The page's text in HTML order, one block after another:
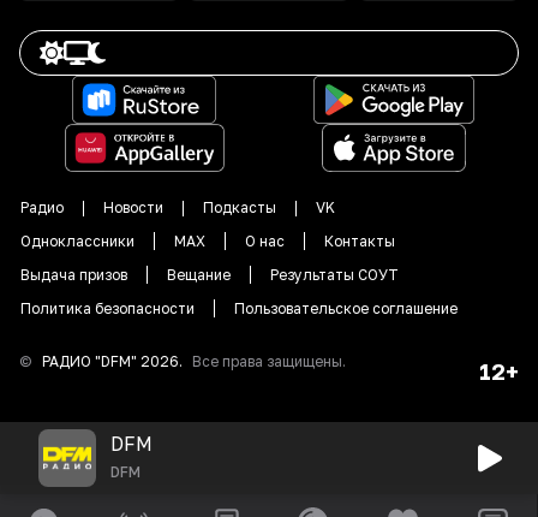
Радио Новости Подкасты
VK
Одноклассники
MAX О нас
Контакты
Выдача призов
Вещание
Результаты СОУТ
Политика безопасности
Пользовательское соглашение
© РАДИО "DFM" 2026. Все права защищены. 12+
DFM
DFM